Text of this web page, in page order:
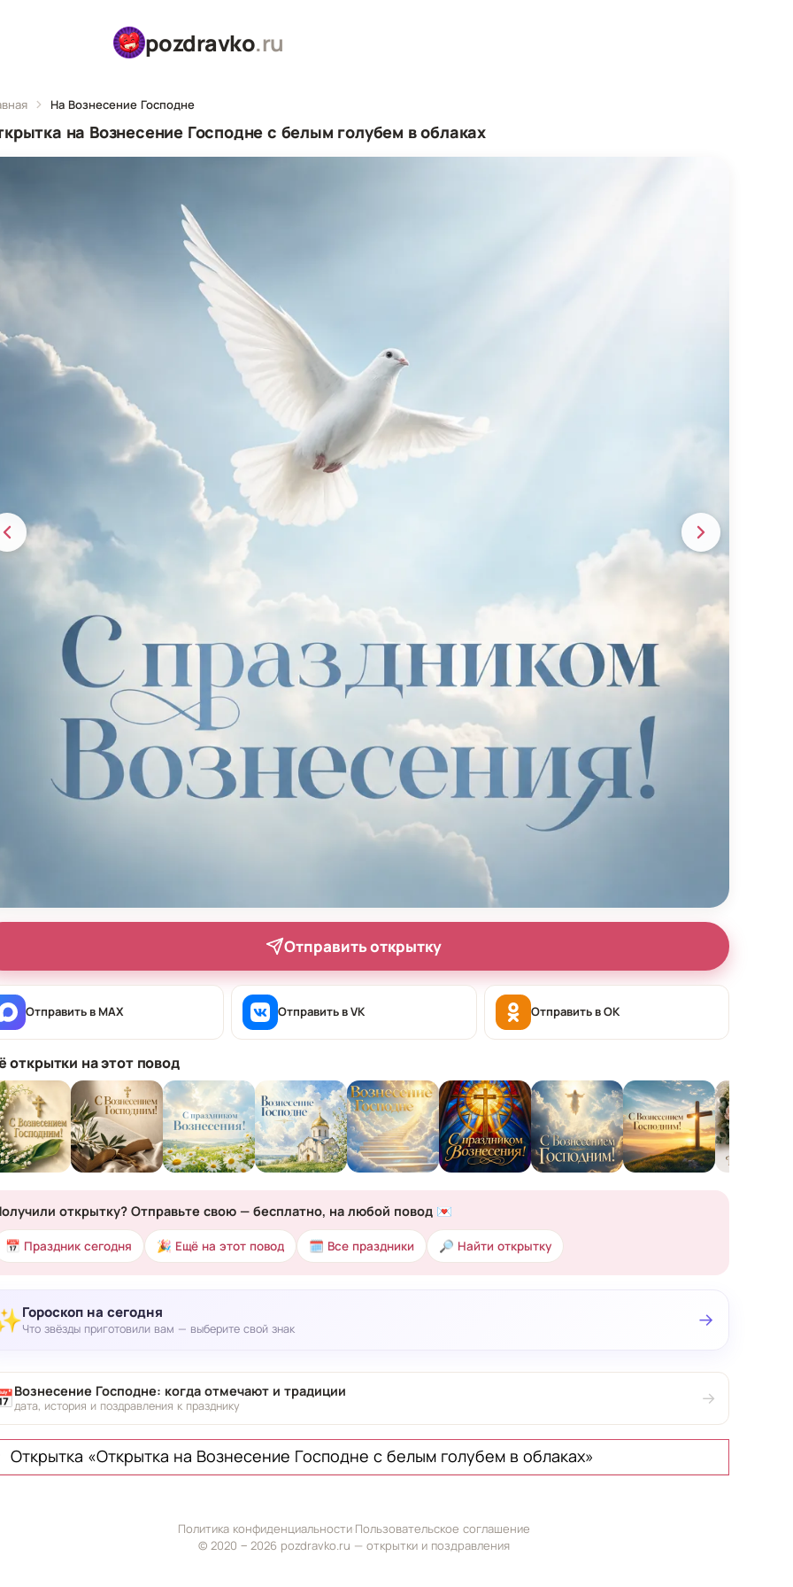
pozdravko.ru
На Вознесение Господне
на Вознесение Господне с белым голубем в облаках
Отправить открытку
Отправить в MAX Отправить в VK Отправить в OK
открытки на этот повод
открытку? Отправьте свою — бесплатно, на любой повод 💌
📅 Праздник сегодня 🎉 Ещё на этот повод 🗓 Все праздники 🔎 Найти открытку
Гороскоп на сегодня
Что звёзды приготовили вам — выберите свой знак →
Вознесение Господне: когда отмечают и традиции
дата, история и поздравления к празднику →
Открытка «Открытка на Вознесение Господне с белым голубем в облаках»
Политика конфиденциальности· Пользовательское соглашение
© 2020 ‒ 2026 pozdravko.ru — открытки и поздравления